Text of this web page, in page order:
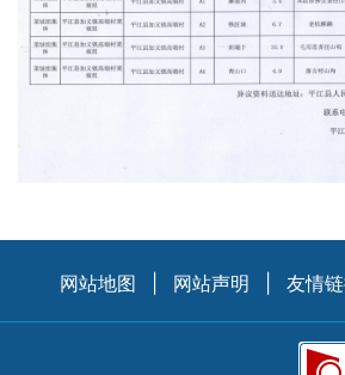
网站地图 网站声明 友情